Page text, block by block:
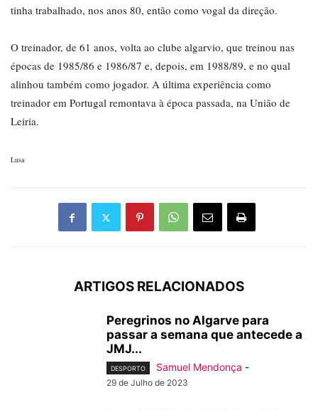
tinha trabalhado, nos anos 80, então como vogal da direção.
O treinador, de 61 anos, volta ao clube algarvio, que treinou nas
épocas de 1985/86 e 1986/87 e, depois, em 1988/89, e no qual
alinhou também como jogador. A última experiência como
treinador em Portugal remontava à época passada, na União de
Leiria.
Lusa
ARTIGOS RELACIONADOS
Peregrinos no Algarve para
passar a semana que antecede a
JMJ...
DESPORTO Samuel Mendonça -
29 de Julho de 2023